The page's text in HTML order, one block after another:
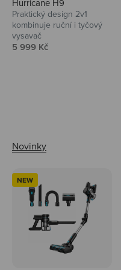
Hurricane H9
Praktický design 2v1
kombinuje ruční i tyčový
vysavač
Prodejní cena
5 999 Kč
NEW